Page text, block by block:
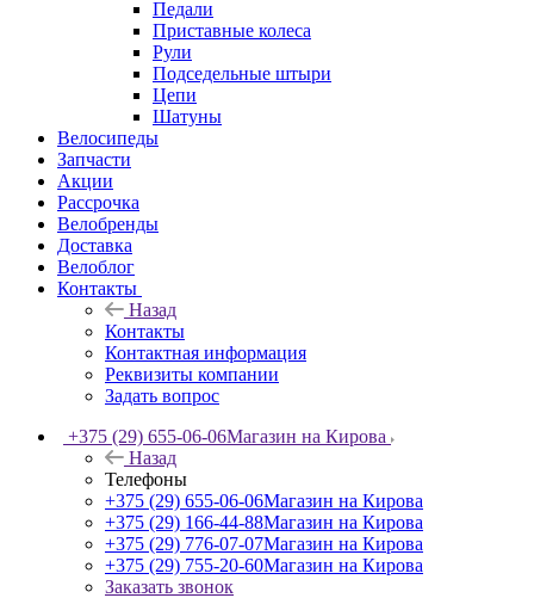
Педали
Приставные колеса
Рули
Подседельные штыри
Цепи
Шатуны
Велосипеды
Запчасти
Акции
Рассрочка
Велобренды
Доставка
Велоблог
Контакты
Назад
Контакты
Контактная информация
Реквизиты компании
Задать вопрос
+375 (29) 655-06-06Магазин на Кирова
Назад
Телефоны
+375 (29) 655-06-06Магазин на Кирова
+375 (29) 166-44-88Магазин на Кирова
+375 (29) 776-07-07Магазин на Кирова
+375 (29) 755-20-60Магазин на Кирова
Заказать звонок